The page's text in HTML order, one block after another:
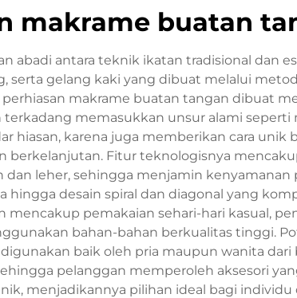
makrame buatan
abadi antara teknik ikatan tradisional dan
serta gelang kaki yang dibuat melalui
makrame buatan tangan dibuat
memasukkan unsur alami
hiasan, karena juga memberikan cara
berkelanjutan. Fitur teknologisnya
leher, sehingga menjamin
hingga desain spiral dan diagonal yang
mencakup pemakaian sehari-hari kasual,
bahan-bahan berkualitas tinggi.
baik oleh pria maupun wanita
pelanggan memperoleh aksesori
menjadikannya pilihan ideal bagi